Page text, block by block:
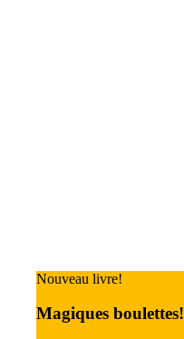
Nouveau livre!
Magiques boulettes!